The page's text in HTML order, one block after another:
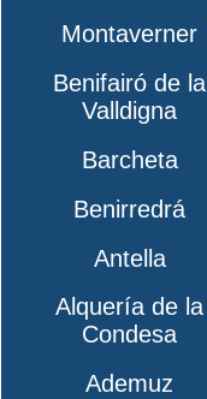
Montaverner
Benifairó de la
Valldigna
Barcheta
Benirredrá
Antella
Alquería de la
Condesa
Ademuz